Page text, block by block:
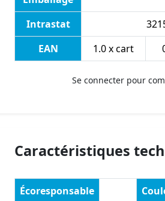
Intrastat
EAN
1.0 x cart
Se connecter pour
Caractéristiques
Écoresponsable